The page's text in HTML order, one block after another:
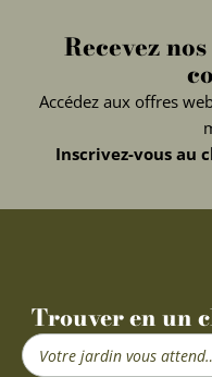
Recevez
Accédez aux offres
Inscrivez-vous au
Trouver en un
Search
...